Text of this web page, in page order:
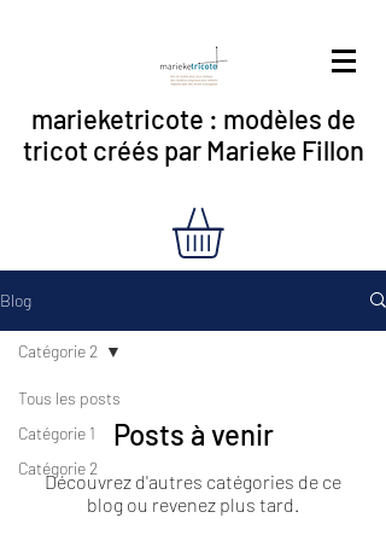
marieketricote : modèles de
tricot créés par Marieke Fillon
Blog
Tous les posts
Catégorie 1
Catégorie 2
Catégorie 2
Posts à venir
Découvrez d'autres catégories de ce
blog ou revenez plus tard.